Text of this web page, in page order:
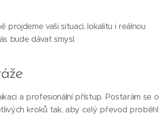
vaši situaci, lokalitu i reálnou
bude dávat smysl.
a profesionální přístup. Postarám se o
kroků tak, aby celý převod proběhl